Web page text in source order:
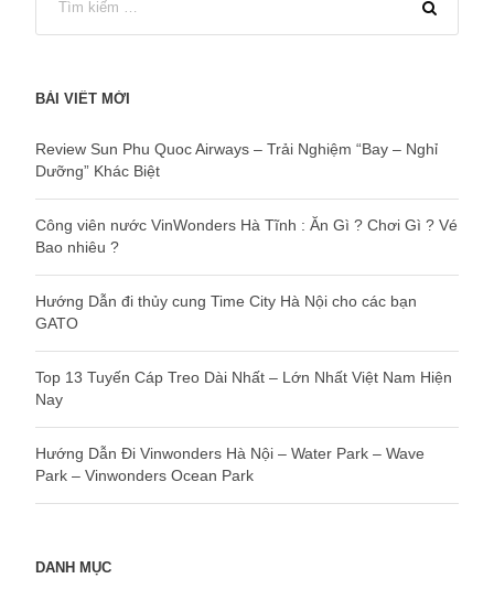
BÀI VIẾT MỚI
Review Sun Phu Quoc Airways – Trải Nghiệm “Bay – Nghỉ
Dưỡng” Khác Biệt
Công viên nước VinWonders Hà Tĩnh : Ăn Gì ? Chơi Gì ? Vé
Bao nhiêu ?
Hướng Dẫn đi thủy cung Time City Hà Nội cho các bạn
GATO
Top 13 Tuyến Cáp Treo Dài Nhất – Lớn Nhất Việt Nam Hiện
Nay
Hướng Dẫn Đi Vinwonders Hà Nội – Water Park – Wave
Park – Vinwonders Ocean Park
DANH MỤC